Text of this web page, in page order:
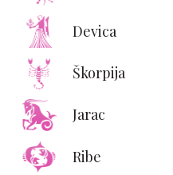
Devica
Škorpija
Jarac
Ribe